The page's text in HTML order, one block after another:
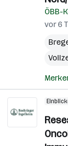
ÖBB-
vor 6